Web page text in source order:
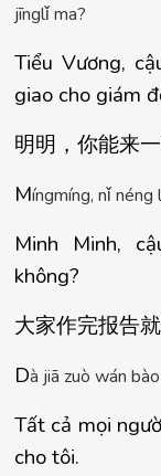
jīnglǐ ma?
Tiểu Vương,
giao cho giám
明明，你能来
Míngmíng, nǐ néng l
Minh Minh,
không?
大家作完报告
Dà jiā zuò wán bà
Tất cả mọi
cho tôi.